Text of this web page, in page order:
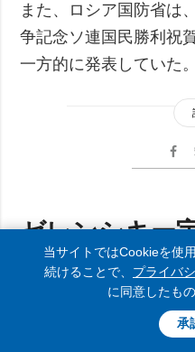
また、ロシア国防省は
争記念ソ連国民勝利祝
一方的に発表していた。
ゼレンシキー
ーンを訪問
引」を提案
05.05.2026
当サイトではCookieを使
続けることで、 プライバ
に同意したも
承